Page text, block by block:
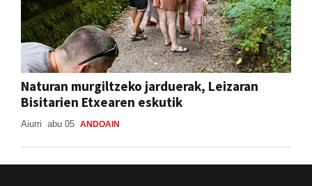
Naturan murgiltzeko jarduerak, Leizaran
Bisitarien Etxearen eskutik
Aiurri abu 05 ANDOAIN